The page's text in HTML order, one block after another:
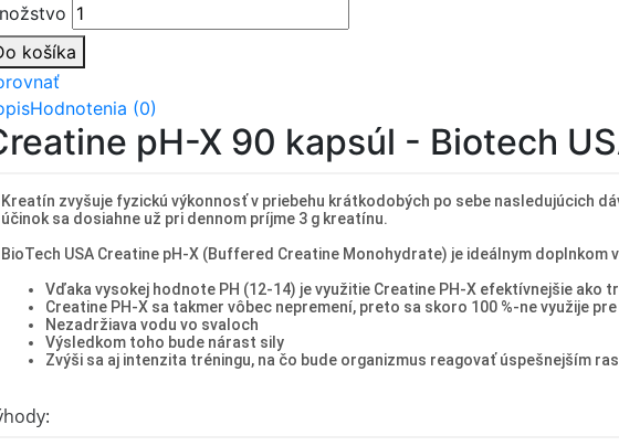
košíka
Hodnotenia (0)
pH-X 90 kapsúl - Biotech
Kreatín zvyšuje fyzickú výkonnosť v priebehu krátkodobých po sebe nasledujúcich
účinok sa dosiahne už pri dennom príjme 3 g kreatínu.
BioTech USA Creatine pH-X (Buffered Creatine Monohydrate) je ideálnym doplnkom
Vďaka vysokej hodnote PH (12-14) je využitie Creatine PH-X efektívnejšie ako
Creatine PH-X sa takmer vôbec nepremení, preto sa skoro 100 %-ne využije
Nezadržiava vodu vo svaloch
Výsledkom toho bude nárast sily
Zvýši sa aj intenzita tréningu, na čo bude organizmus reagovať úspešnejším